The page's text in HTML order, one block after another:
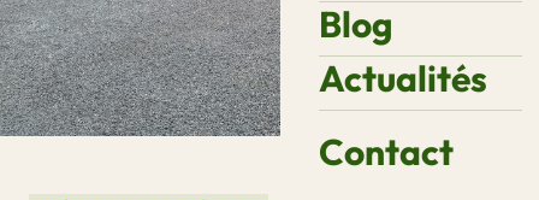
Blog
Actualités
Contact